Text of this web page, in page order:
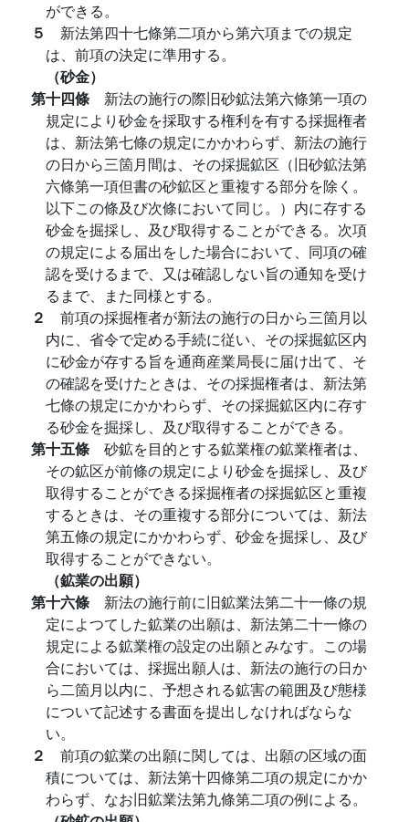
ができる。
５ 新法第四十七條第二項から第六項までの規定
は、前項の決定に準用する。
（砂金）
第十四條 新法の施行の際旧砂鉱法第六條第一項の
規定により砂金を採取する権利を有する採掘権者
は、新法第七條の規定にかかわらず、新法の施行
の日から三箇月間は、その採掘鉱区（旧砂鉱法第
六條第一項但書の砂鉱区と重複する部分を除く。
以下この條及び次條において同じ。）内に存する
砂金を掘採し、及び取得することができる。次項
の規定による届出をした場合において、同項の確
認を受けるまで、又は確認しない旨の通知を受け
るまで、また同様とする。
２ 前項の採掘権者が新法の施行の日から三箇月以
内に、省令で定める手続に従い、その採掘鉱区内
に砂金が存する旨を通商産業局長に届け出て、そ
の確認を受けたときは、その採掘権者は、新法第
七條の規定にかかわらず、その採掘鉱区内に存す
る砂金を掘採し、及び取得することができる。
第十五條 砂鉱を目的とする鉱業権の鉱業権者は、
その鉱区が前條の規定により砂金を掘採し、及び
取得することができる採掘権者の採掘鉱区と重複
するときは、その重複する部分については、新法
第五條の規定にかかわらず、砂金を掘採し、及び
取得することができない。
（鉱業の出願）
第十六條 新法の施行前に旧鉱業法第二十一條の規
定によつてした鉱業の出願は、新法第二十一條の
規定による鉱業権の設定の出願とみなす。この場
合においては、採掘出願人は、新法の施行の日か
ら二箇月以内に、予想される鉱害の範囲及び態様
について記述する書面を提出しなければならな
い。
２ 前項の鉱業の出願に関しては、出願の区域の面
積については、新法第十四條第二項の規定にかか
わらず、なお旧鉱業法第九條第二項の例による。